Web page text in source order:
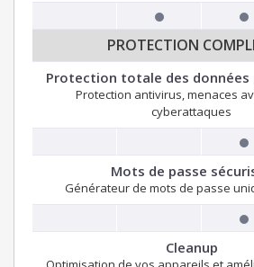
PROTECTION
Protection totale des données
Protection antivirus, menaces
cyberattaques
Mots de passe
Générateur de mots de passe
Cleanup